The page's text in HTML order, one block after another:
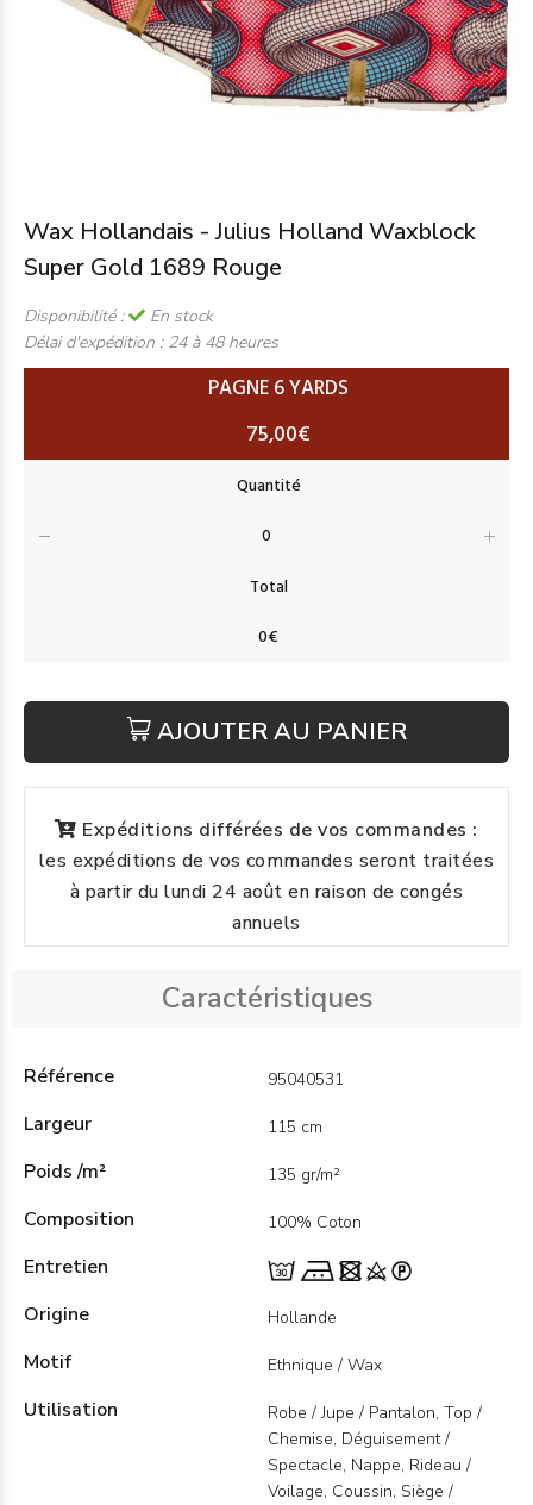
Wax Hollandais - Julius Holland Waxblock
Super Gold 1689 Rouge
Disponibilité :
En stock
Délai d'expédition : 24 à 48 heures
PAGNE 6 YARDS
75,00€
AJOUTER AU PANIER
Expéditions différées de vos commandes :
les expéditions de vos commandes seront traitées
à partir du lundi 24 août en raison de congés
annuels
Caractéristiques
Référence 95040531
Largeur 115 cm
Poids /m² 135 gr/m²
Composition 100% Coton
Entretien
Origine
Hollande
Motif Ethnique / Wax
Utilisation
Robe / Jupe / Pantalon, Top /
Chemise, Déguisement /
Spectacle, Nappe, Rideau /
Voilage, Coussin, Siège /